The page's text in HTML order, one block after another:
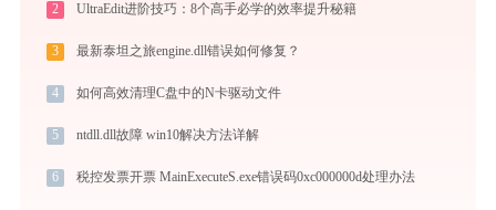
2 UltraEdit进阶技巧：8个高手必学的效率提升秘籍
3 最新泰坦之旅engine.dll错误如何修复？
4 如何高效清理C盘中的N卡驱动文件
5 ntdll.dll故障 win10解决方法详解
6 税控发票开票 MainExecuteS.exe错误码0xc000000d处理办法